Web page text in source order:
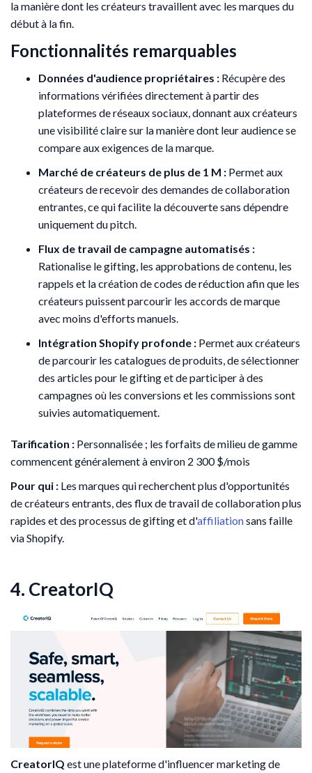
la manière dont les créateurs travaillent avec les marques du
début à la fin.
Fonctionnalités remarquables
Données d'audience propriétaires : Récupère des
informations vérifiées directement à partir des
plateformes de réseaux sociaux, donnant aux créateurs
une visibilité claire sur la manière dont leur audience se
compare aux exigences de la marque.
Marché de créateurs de plus de 1 M : Permet aux
créateurs de recevoir des demandes de collaboration
entrantes, ce qui facilite la découverte sans dépendre
uniquement du pitch.
Flux de travail de campagne automatisés :
Rationalise le gifting, les approbations de contenu, les
rappels et la création de codes de réduction afin que les
créateurs puissent parcourir les accords de marque
avec moins d'efforts manuels.
Intégration Shopify profonde : Permet aux créateurs
de parcourir les catalogues de produits, de sélectionner
des articles pour le gifting et de participer à des
campagnes où les conversions et les commissions sont
suivies automatiquement.
Tarification : Personnalisée ; les forfaits de milieu de gamme
commencent généralement à environ 2 300 $/mois
Pour qui : Les marques qui recherchent plus d'opportunités
de créateurs entrants, des flux de travail de collaboration plus
rapides et des processus de gifting et d'affiliationsans faille
via Shopify.
4. CreatorIQ
CreatorIQ est une plateforme d'influencer marketing de